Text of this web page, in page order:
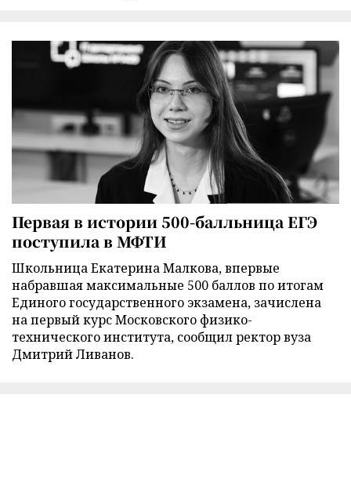
Первая в истории 500-балльница ЕГЭ
поступила в МФТИ
Школьница Екатерина Малкова, впервые
набравшая максимальные 500 баллов по итогам
Единого государственного экзамена, зачислена
на первый курс Московского физико-
технического института, сообщил ректор вуза
Дмитрий Ливанов.